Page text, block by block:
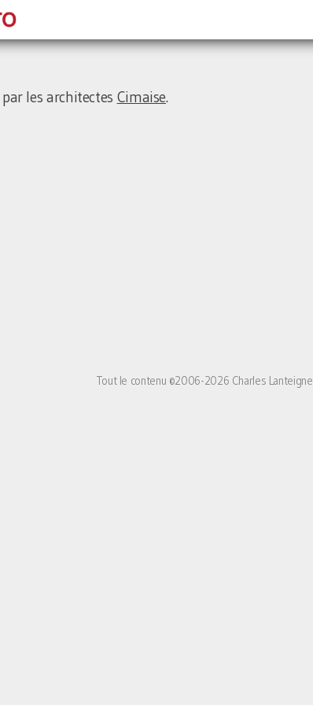
les architectes Cimaise.
Tout le contenu ©2006-2026 Charles Lanteigne